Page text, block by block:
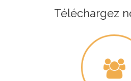
Téléchargez